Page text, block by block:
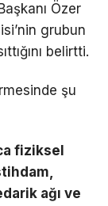
Özer
grubun
belirtti.
şu
fiziksel
ağı ve